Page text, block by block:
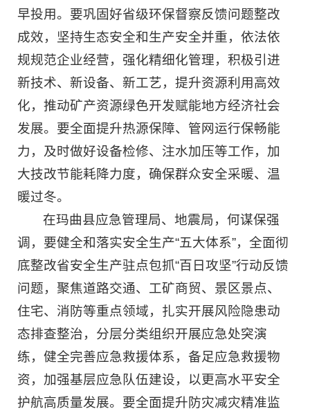
早投用。要巩固好省级环保督察反馈问题整改
成效，坚持生态安全和生产安全并重，依法依
规规范企业经营，强化精细化管理，积极引进
新技术、新设备、新工艺，提升资源利用高效
化，推动矿产资源绿色开发赋能地方经济社会
发展。要全面提升热源保障、管网运行保畅能
力，及时做好设备检修、注水加压等工作，加
大技改节能耗降力度，确保群众安全采暖、温
暖过冬。
在玛曲县应急管理局、地震局，何谋保强
调，要健全和落实安全生产“五大体系”，全面彻
底整改省安全生产驻点包抓“百日攻坚”行动反馈
问题，聚焦道路交通、工矿商贸、景区景点、
住宅、消防等重点领域，扎实开展风险隐患动
态排查整治，分层分类组织开展应急处突演
练，健全完善应急救援体系，备足应急救援物
资，加强基层应急队伍建设，以更高水平安全
护航高质量发展。要全面提升防灾减灾精准监